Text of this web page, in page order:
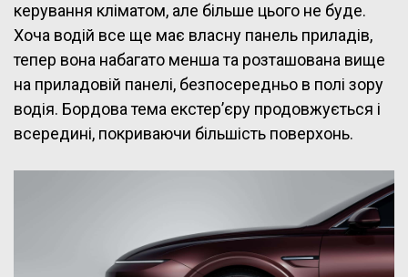
керування кліматом, але більше цього не буде.
Хоча водій все ще має власну панель приладів,
тепер вона набагато менша та розташована вище
на приладовій панелі, безпосередньо в полі зору
водія. Бордова тема екстер’єру продовжується і
всередині, покриваючи більшість поверхонь.